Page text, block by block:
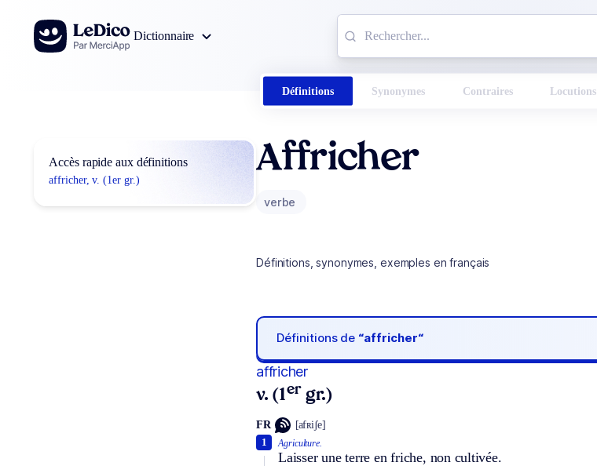
Aller au contenu
Dictionnaire
Définitions Synonymes Contraires Locutions
Accès rapide aux définitions
affricher, v. (1er gr.)
Affricher
verbe
Définitions, synonymes, exemples en français
Définitions de “affricher“
affricher
v. (1er gr.)
FR [afʀiʃe]
Agriculture.
Laisser une terre en friche, non cultivée.
1